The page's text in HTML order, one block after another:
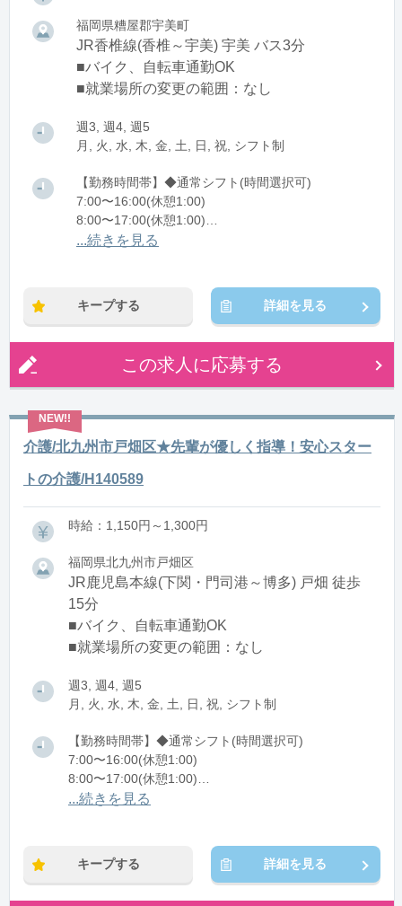
福岡県糟屋郡宇美町
JR香椎線(香椎～宇美) 宇美 バス3分
■バイク、自転車通勤OK
■就業場所の変更の範囲：なし
週3, 週4, 週5
月, 火, 水, 木, 金, 土, 日, 祝, シフト制
【勤務時間帯】◆通常シフト(時間選択可)
7:00〜16:00(休憩1:00)
8:00〜17:00(休憩1:00)
12:00〜21:00(休憩1:00)
...続きを見る
キープする 詳細を見る
この求人に応募する
介護/北九州市戸畑区★先輩が優しく指導！安心スター
トの介護/H140589
時給：1,150円～1,300円
福岡県北九州市戸畑区
JR鹿児島本線(下関・門司港～博多) 戸畑 徒歩
15分
■バイク、自転車通勤OK
■就業場所の変更の範囲：なし
週3, 週4, 週5
月, 火, 水, 木, 金, 土, 日, 祝, シフト制
【勤務時間帯】◆通常シフト(時間選択可)
7:00〜16:00(休憩1:00)
8:00〜17:00(休憩1:00)
12:00〜21:00(休憩1:00)
...続きを見る
キープする 詳細を見る